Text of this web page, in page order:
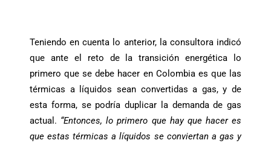
Teniendo en cuenta lo anterior, la consultora indicó
que ante el reto de la transición energética lo
primero que se debe hacer en Colombia es que las
térmicas a líquidos sean convertidas a gas, y de
esta forma, se podría duplicar la demanda de gas
actual. “Entonces, lo primero que hay que hacer es
que estas térmicas a líquidos se conviertan a gas y